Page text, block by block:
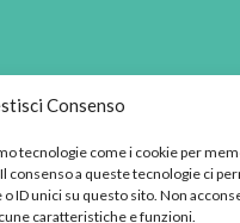
Consenso
tecnologie come i cookie per
consenso a queste tecnologie ci
ID unici su questo sito. Non
caratteristiche e funzioni.